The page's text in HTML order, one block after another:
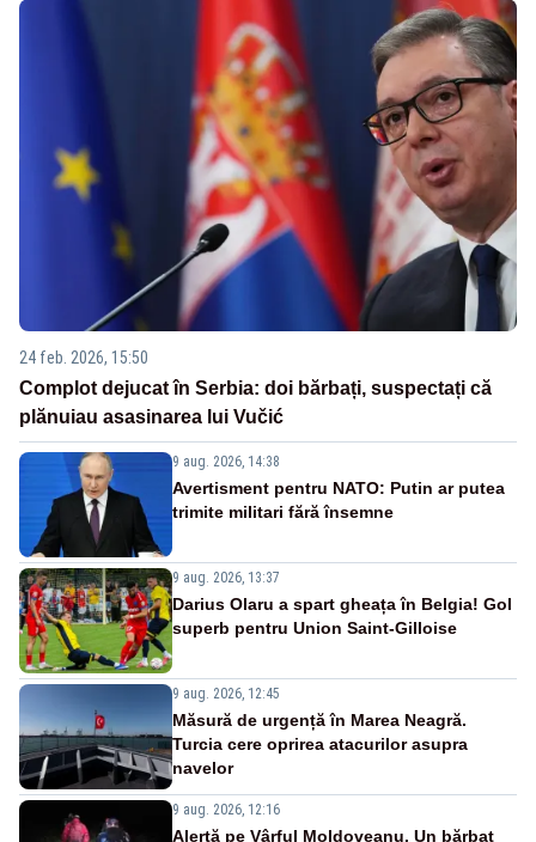
24 feb. 2026, 15:50
Complot dejucat în Serbia: doi bărbați, suspectați că
plănuiau asasinarea lui Vučić
9 aug. 2026, 14:38
Avertisment pentru NATO: Putin ar putea
trimite militari fără însemne
9 aug. 2026, 13:37
Darius Olaru a spart gheața în Belgia! Gol
superb pentru Union Saint-Gilloise
9 aug. 2026, 12:45
Măsură de urgență în Marea Neagră.
Turcia cere oprirea atacurilor asupra
navelor
9 aug. 2026, 12:16
Alertă pe Vârful Moldoveanu. Un bărbat